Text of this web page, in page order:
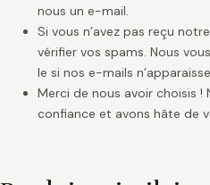
nous un e-mail.
Si vous n’avez pas reçu
vérifier vos spams. Nous
le si nos e-mails
Merci de nous avoir choisis
confiance et avons hâte de